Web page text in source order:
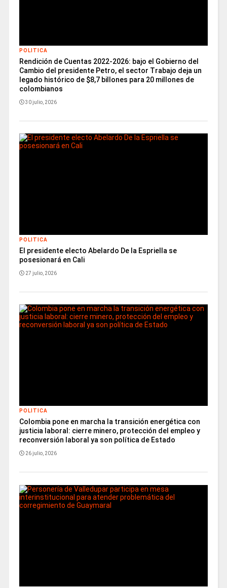
POLITICA
Rendición de Cuentas 2022-2026: bajo el Gobierno del
Cambio del presidente Petro, el sector Trabajo deja un
legado histórico de $8,7 billones para 20 millones de
colombianos
30 julio, 2026
POLITICA
El presidente electo Abelardo De la Espriella se
posesionará en Cali
27 julio, 2026
POLITICA
Colombia pone en marcha la transición energética con
justicia laboral: cierre minero, protección del empleo y
reconversión laboral ya son política de Estado
26 julio, 2026